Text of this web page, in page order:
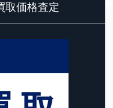
取価格査定